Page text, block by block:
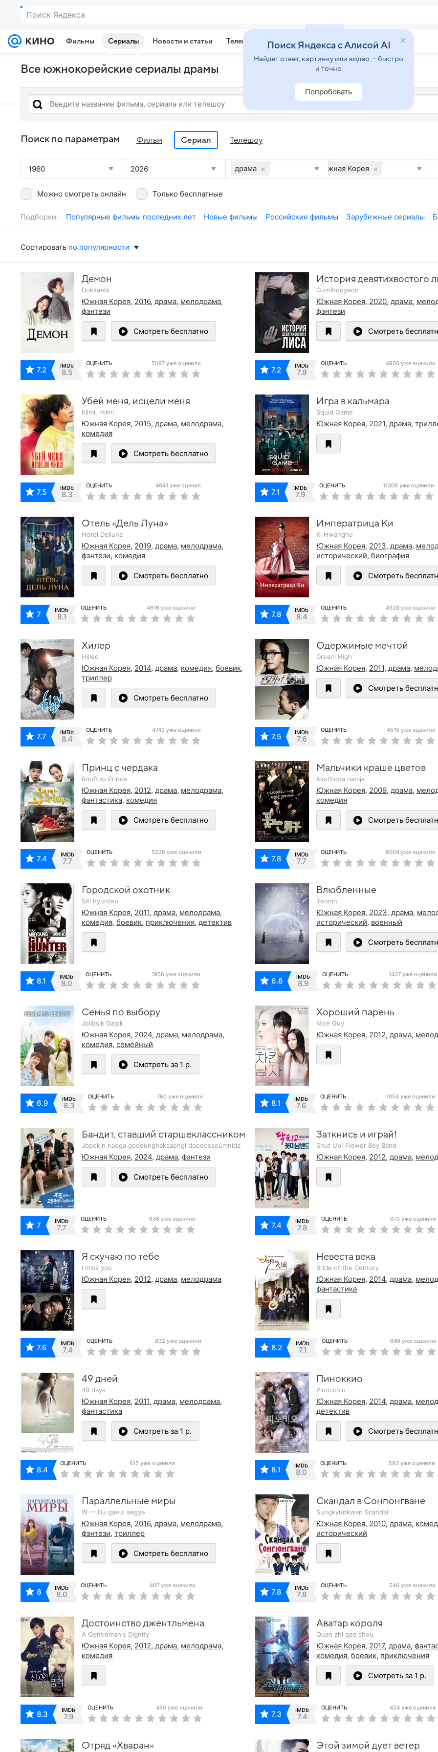
Фильмы Сериалы Новости и статьи Телепрограмма Звезды
Все южнокорейские сериалы драмы
Поиск по параметрам Фильм Сериал Телешоу
1960 2026 ×
драма ×
Южная Корея
Можно смотреть онлайн Только бесплатные
Подборки: Популярные фильмы последних лет Новые фильмы Российские фильмы Зарубежные сериалы
Сортировать по популярности
Демон
Dokkaebi
Южная Корея, 2016, драма, мелодрама,
фэнтези
Смотреть бесплатно
7.2 IMDb
8.5
ОЦЕНИТЬ 5087 уже оценили
История девятихвостого
Gumihodyeon
Южная Корея, 2020, драма,
фэнтези
Смотреть
7.2 IMDb
7.9
ОЦЕНИТЬ 4956 уже оценили
Убей меня, исцели меня
Kilmi, Hilmi
Южная Корея, 2015, драма, мелодрама,
комедия
Смотреть бесплатно
7.5 IMDb
8.3
ОЦЕНИТЬ 4641 уже оценил
Игра в кальмара
Squid Game
Южная Корея, 2021, драма,
7.1 IMDb
7.9
ОЦЕНИТЬ 11308 уже оценили
Отель «Дель Луна»
Hotel Delluna
Южная Корея, 2019, драма, мелодрама,
фэнтези, комедия
Смотреть бесплатно
7 IMDb
8.1
ОЦЕНИТЬ 4616 уже оценили
Императрица Ки
Ki Hwanghu
Южная Корея, 2013, драма,
исторический, биография
Смотреть
7.8 IMDb
8.4
ОЦЕНИТЬ 4928 уже оценили
Хилер
Hilleo
Южная Корея, 2014, драма, комедия, боевик,
триллер
Смотреть бесплатно
7.7 IMDb
8.4
ОЦЕНИТЬ 4743 уже оценили
Одержимые мечтой
Dream High
Южная Корея, 2011, драма,
Смотреть
7.5 IMDb
7.6
ОЦЕНИТЬ 4515 уже оценили
Принц с чердака
Rooftop Prince
Южная Корея, 2012, драма, мелодрама,
фантастика, комедия
Смотреть бесплатно
7.4 IMDb
7.7
ОЦЕНИТЬ 5226 уже оценили
Мальчики краше цветов
Kkotboda namja
Южная Корея, 2009, драма,
комедия
Смотреть
7.8 IMDb
7.7
ОЦЕНИТЬ 8004 уже оценили
Городской охотник
Siti hyunteo
Южная Корея, 2011, драма, мелодрама,
комедия, боевик, приключения, детектив
8.1 IMDb
8.0
ОЦЕНИТЬ 1956 уже оценили
Влюбленные
Yeonin
Южная Корея, 2023, драма,
исторический, военный
Смотреть
6.8 IMDb
8.9
ОЦЕНИТЬ 1437 уже оценили
Семья по выбору
Jolibsik Gajok
Южная Корея, 2024, драма, мелодрама,
комедия, семейный
Смотреть за 1 р.
6.9 IMDb
8.3
ОЦЕНИТЬ 760 уже оценили
Хороший парень
Nice Guy
Южная Корея, 2012, драма,
8.1 IMDb
7.6
ОЦЕНИТЬ 1054 уже оценили
Бандит, ставший старшеклассником
Jopokin naega godeunghaksaengi doeeosseumnida
Южная Корея, 2024, драма, фэнтези
Смотреть бесплатно
7 IMDb
7.7
ОЦЕНИТЬ 636 уже оценили
Заткнись и играй!
Shut Up! Flower Boy Band
Южная Корея, 2012, драма,
7.4 IMDb
7.8
ОЦЕНИТЬ 873 уже оценили
Я скучаю по тебе
I miss you
Южная Корея, 2012, драма, мелодрама
7.6 IMDb
7.4
ОЦЕНИТЬ 832 уже оценили
Невеста века
Bride of the Century
Южная Корея, 2014, драма,
фантастика
8.2 IMDb
7.1
ОЦЕНИТЬ 649 уже оценили
49 дней
49 days
Южная Корея, 2011, драма, мелодрама,
фантастика
Смотреть за 1 р.
8.4
ОЦЕНИТЬ 615 уже оценили
Пиноккио
Pinocchio
Южная Корея, 2014, драма,
детектив
Смотреть
8.1 IMDb
8.0
ОЦЕНИТЬ 593 уже оценили
Параллельные миры
W — Du gaeui segye
Южная Корея, 2016, драма, мелодрама,
фэнтези, триллер
Смотреть бесплатно
8 IMDb
8.0
ОЦЕНИТЬ 407 уже оценили
Скандал в Сонгюнгване
Sungkyunkwan Scandal
Южная Корея, 2010, драма,
исторический
7.8 IMDb
7.8
ОЦЕНИТЬ 546 уже оценили
Достоинство джентльмена
A Gentleman's Dignity
Южная Корея, 2012, драма, мелодрама,
комедия
8.3 IMDb
7.9
ОЦЕНИТЬ 450 уже оценили
Аватар короля
Quan zhi gao shou
Южная Корея, 2017, драма,
комедия, боевик, приключения
Смотреть за 1 р.
7.3 IMDb
7.4
ОЦЕНИТЬ 424 уже оценили
Отряд «Хваран» Этой зимой дует ветер
Поиск Яндекса с Алисой AI
Найдёт ответ, картинку или видео — быстро
и точно
Попробовать